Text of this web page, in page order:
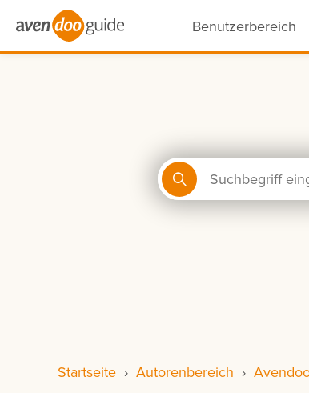
Benutzerbereich
Startseite › Autorenbereich ›